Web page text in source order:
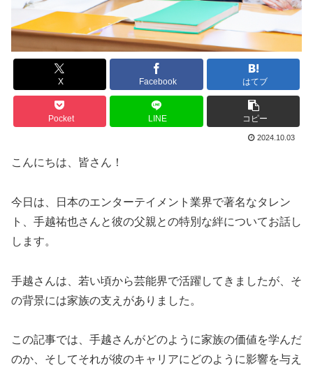
X Facebook はてブ
Pocket LINE コピー
2024.10.03
こんにちは、皆さん！
今日は、日本のエンターテイメント業界で著名なタレン
ト、手越祐也さんと彼の父親との特別な絆についてお話し
します。
手越さんは、若い頃から芸能界で活躍してきましたが、そ
の背景には家族の支えがありました。
この記事では、手越さんがどのように家族の価値を学んだ
のか、そしてそれが彼のキャリアにどのように影響を与え